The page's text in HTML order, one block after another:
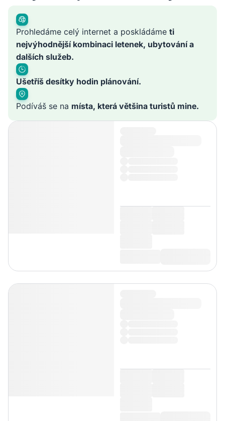
Prohledáme celý internet a poskládáme ti
nejvýhodnější kombinaci letenek, ubytování a
dalších služeb.
Ušetříš desítky hodin plánování.
Podíváš se na místa, která většina turistů mine.